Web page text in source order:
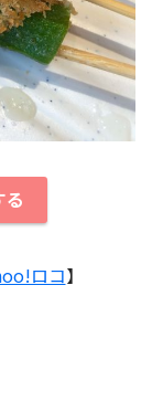
る
ロコ】